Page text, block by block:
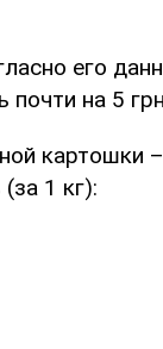
его
почти на 5
картошки
1 кг):